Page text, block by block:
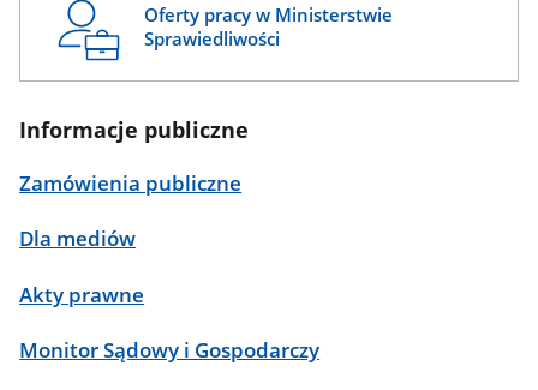
Oferty pracy w Ministerstwie
Sprawiedliwości
Informacje publiczne
Zamówienia publiczne
Dla mediów
Akty prawne
Monitor Sądowy i Gospodarczy